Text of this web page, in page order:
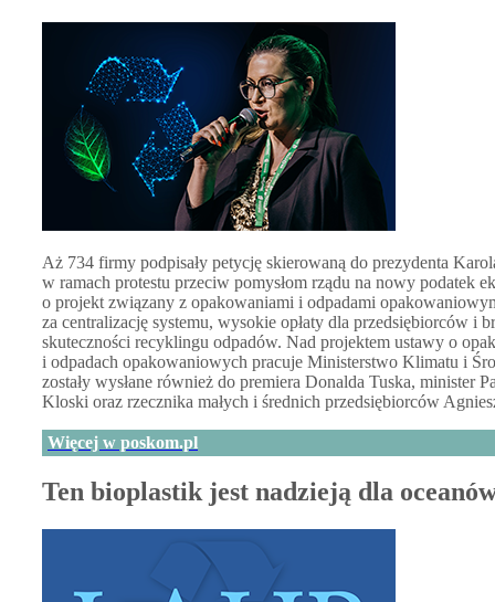
Aż 734 firmy podpisały petycję skierowaną do prezydenta
w ramach protestu przeciw pomysłom rządu na nowy podatek
o projekt związany z opakowaniami i odpadami
za centralizację systemu, wysokie opłaty dla przedsiębiorców i
skuteczności recyklingu odpadów. Nad projektem ustawy o
i odpadach opakowaniowych pracuje Ministerstwo Klimatu i
zostały wysłane również do premiera Donalda Tuska, minister
Kloski oraz rzecznika małych i średnich przedsiębiorców
Więcej w poskom.pl
Ten bioplastik jest nadzieją dla